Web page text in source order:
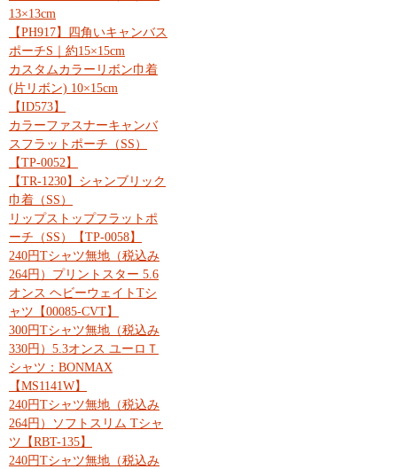
13×13cm
【PH917】四角いキャンバス
ポーチS｜約15×15cm
カスタムカラーリボン巾着
(片リボン) 10×15cm
【ID573】
カラーファスナーキャンバ
スフラットポーチ（SS）
【TP-0052】
【TR-1230】シャンブリック
巾着（SS）
リップストップフラットポ
ーチ（SS）【TP-0058】
240円Tシャツ無地（税込み
264円）プリントスター 5.6
オンス ヘビーウェイトTシ
ャツ【00085-CVT】
300円Tシャツ無地（税込み
330円）5.3オンス ユーロＴ
シャツ：BONMAX
【MS1141W】
240円Tシャツ無地（税込み
264円）ソフトスリム Tシャ
ツ【RBT-135】
240円Tシャツ無地（税込み